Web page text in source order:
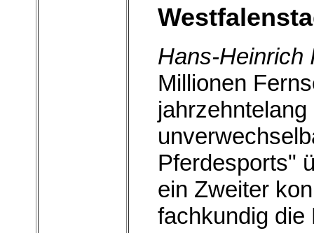
Hans-Heinrich
Millionen
jahrzehntelang
Pferdesports"
ein Zweiter
fachkundig die